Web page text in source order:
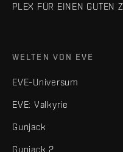
PLEX FÜR EINEN GUTEN
WELTEN VON EVE
EVE-Universum
EVE: Valkyrie
Gunjack
Gunjack 2